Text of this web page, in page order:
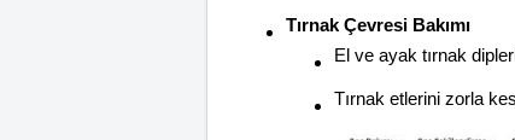
Tırnak Çevresi Bakımı
El ve ayak tırnak
Tırnak etlerini zorla